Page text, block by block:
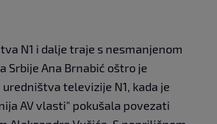
N1 i dalje traje s nesmanjenom
Srbije Ana Brnabić oštro je
televizije N1, kada je
AV vlasti" pokušala povezati